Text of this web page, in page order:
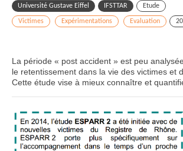
Université Gustave Eiffel IFSTTAR Etude
Victimes Expérimentations Evaluation
La période « post accident » est peu
le retentissement dans la vie des victimes et
Cette étude vise à mieux connaître et